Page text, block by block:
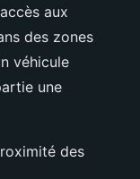
aux
des zones
véhicule
une
des